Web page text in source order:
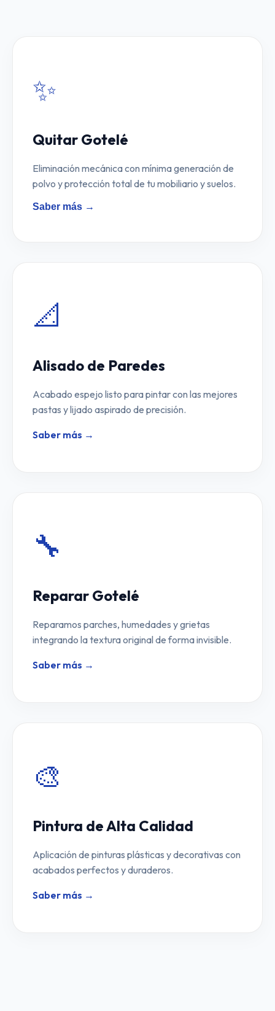
✨
Quitar Gotelé
Eliminación mecánica con mínima generación de
polvo y protección total de tu mobiliario y suelos.
Saber más →
📐
Alisado de Paredes
Acabado espejo listo para pintar con las mejores
pastas y lijado aspirado de precisión.
Saber más →
🔧
Reparar Gotelé
Reparamos parches, humedades y grietas
integrando la textura original de forma invisible.
Saber más →
🎨
Pintura de Alta Calidad
Aplicación de pinturas plásticas y decorativas con
acabados perfectos y duraderos.
Saber más →